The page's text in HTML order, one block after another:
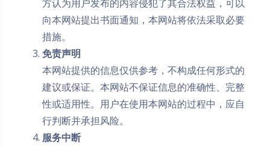
方认为用户发布的内容侵犯了其合法权益，可以
向本网站提出书面通知，本网站将依法采取必要
措施。
免责声明
本网站提供的信息仅供参考，不构成任何形式的
建议或保证。本网站不保证信息的准确性、完整
性或适用性。用户在使用本网站的过程中，应自
行判断并承担风险。
服务中断